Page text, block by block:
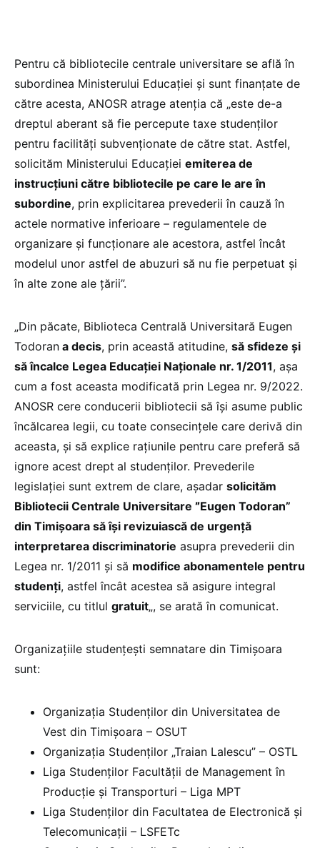
Pentru că bibliotecile centrale universitare se află în
subordinea Ministerului Educației și sunt finanțate de
către acesta, ANOSR atrage atenția că „este de-a
dreptul aberant să fie percepute taxe studenților
pentru facilități subvenționate de către stat. Astfel,
solicităm Ministerului Educației emiterea de
instrucțiuni către bibliotecile pe care le are în
subordine, prin explicitarea prevederii în cauză în
actele normative inferioare – regulamentele de
organizare și funcționare ale acestora, astfel încât
modelul unor astfel de abuzuri să nu fie perpetuat și
în alte zone ale țării”.
„Din păcate, Biblioteca Centrală Universitară Eugen
Todoran a decis, prin această atitudine, să sfideze și
să încalce Legea Educației Naționale nr. 1/2011, așa
cum a fost aceasta modificată prin Legea nr. 9/2022.
ANOSR cere conducerii bibliotecii să își asume public
încălcarea legii, cu toate consecințele care derivă din
aceasta, și să explice rațiunile pentru care preferă să
ignore acest drept al studenților. Prevederile
legislației sunt extrem de clare, așadar solicităm
Bibliotecii Centrale Universitare ”Eugen Todoran”
din Timișoara să își revizuiască de urgență
interpretarea discriminatorie asupra prevederii din
Legea nr. 1/2011 și să modifice abonamentele pentru
studenți, astfel încât acestea să asigure integral
serviciile, cu titlul gratuit„, se arată în comunicat.
Organizațiile studențești semnatare din Timișoara
sunt:
Organizația Studenților din Universitatea de
Vest din Timișoara – OSUT
Organizația Studenților „Traian Lalescu” – OSTL
Liga Studenților Facultății de Management în
Producție și Transporturi – Liga MPT
Liga Studenților din Facultatea de Electronică și
Telecomunicații – LSFETc